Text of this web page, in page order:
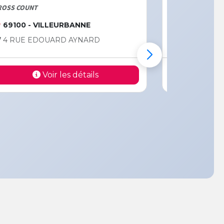
COUNT
69100 - VILLEURBANNE
4 RUE EDOUARD AYNARD
Voir les détails